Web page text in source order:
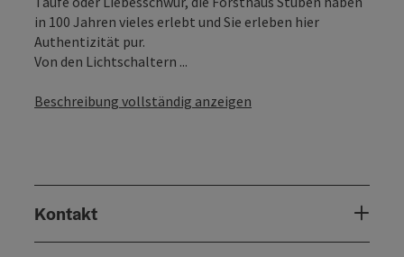
in 100 Jahren vieles erlebt und Sie erleben hier
Authentizität pur.
Von den Lichtschaltern ...
Beschreibung vollständig anzeigen
Kontakt